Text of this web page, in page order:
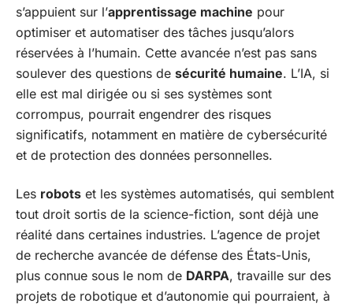
s’appuient sur l’apprentissage machine pour
optimiser et automatiser des tâches jusqu’alors
réservées à l’humain. Cette avancée n’est pas sans
soulever des questions de sécurité humaine. L’IA, si
elle est mal dirigée ou si ses systèmes sont
corrompus, pourrait engendrer des risques
significatifs, notamment en matière de cybersécurité
et de protection des données personnelles.
Les robots et les systèmes automatisés, qui semblent
tout droit sortis de la science-fiction, sont déjà une
réalité dans certaines industries. L’agence de projet
de recherche avancée de défense des États-Unis,
plus connue sous le nom de DARPA, travaille sur des
projets de robotique et d’autonomie qui pourraient, à